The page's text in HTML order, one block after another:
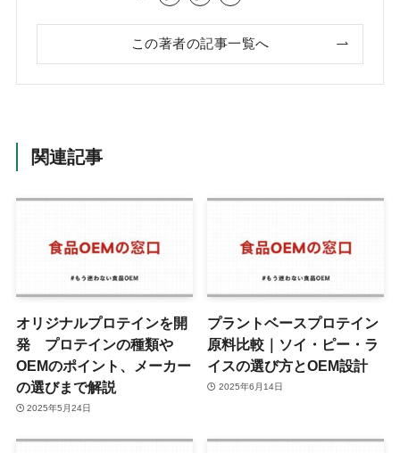
この著者の記事一覧へ
関連記事
オリジナルプロテインを開
発 プロテインの種類や
OEMのポイント、メーカー
の選びまで解説
2025年5月24日
プラントベースプロテイン
原料比較｜ソイ・ピー・ラ
イスの選び方とOEM設計
2025年6月14日